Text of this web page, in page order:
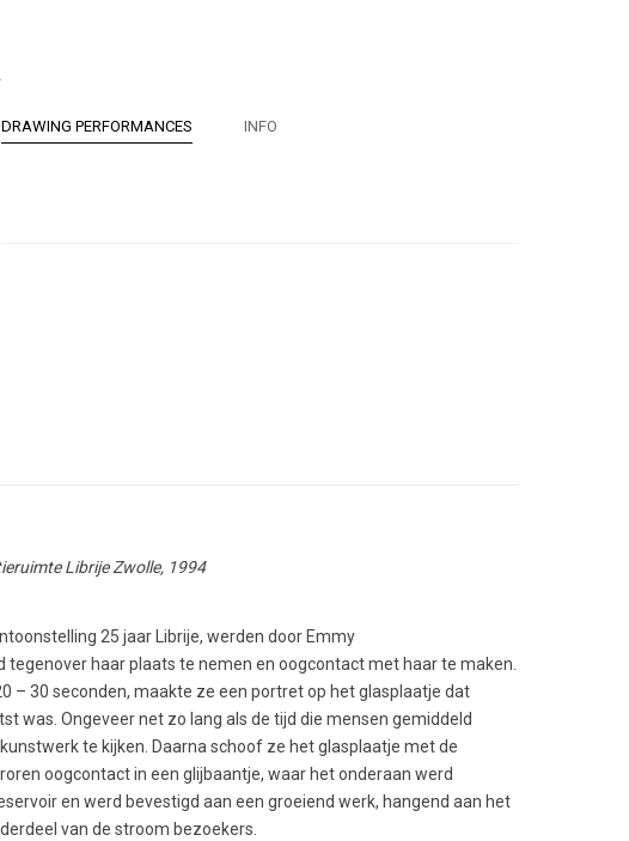
DRAWING PERFORMANCES INFO
Librije Zwolle, 1994
25 jaar Librije, werden door Emmy
tegenover haar plaats te nemen en oogcontact met haar te maken.
– 30 seconden, maakte ze een portret op het glasplaatje dat
was. Ongeveer net zo lang als de tijd die mensen gemiddeld
te kijken. Daarna schoof ze het glasplaatje met de
oogcontact in een glijbaantje, waar het onderaan werd
en werd bevestigd aan een groeiend werk, hangend aan het
van de stroom bezoekers.